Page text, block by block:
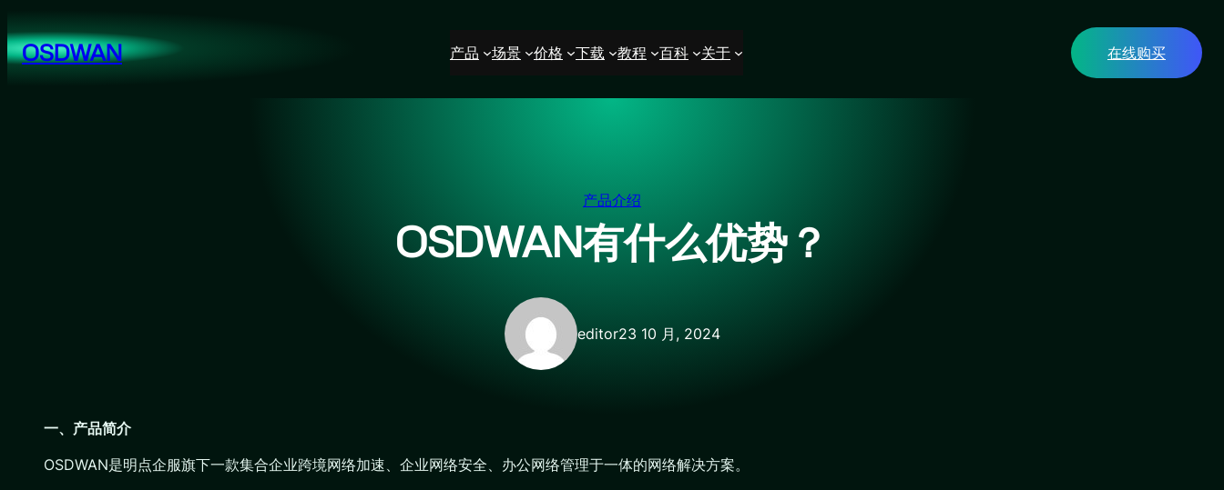
至
内OSDWAN 产品 场景 价格 下载 教程 百科 关于 在线购买
产品介绍
OSDWAN有什么优势？
editor23 10 月, 2024
一、 产品简介
OSDWAN是明点企服旗下一款集合企业跨境网络加速、企业网络安全、办公网络管理于一体的网络解决方案。